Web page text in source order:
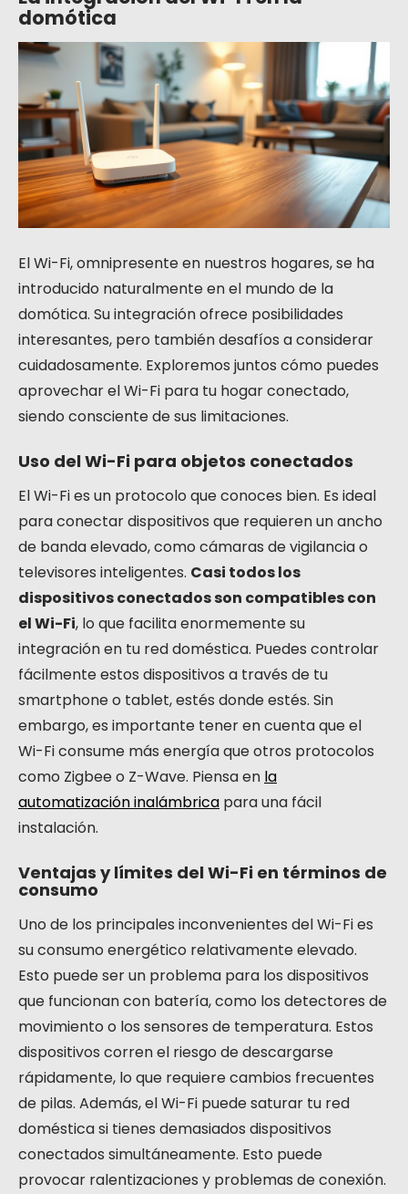
domótica
El Wi-Fi, omnipresente en nuestros hogares, se ha
introducido naturalmente en el mundo de la
domótica. Su integración ofrece posibilidades
interesantes, pero también desafíos a considerar
cuidadosamente. Exploremos juntos cómo puedes
aprovechar el Wi-Fi para tu hogar conectado,
siendo consciente de sus limitaciones.
Uso del Wi-Fi para objetos conectados
El Wi-Fi es un protocolo que conoces bien. Es ideal
para conectar dispositivos que requieren un ancho
de banda elevado, como cámaras de vigilancia o
televisores inteligentes. Casi todos los
dispositivos conectados son compatibles con
el Wi-Fi, lo que facilita enormemente su
integración en tu red doméstica. Puedes controlar
fácilmente estos dispositivos a través de tu
smartphone o tablet, estés donde estés. Sin
embargo, es importante tener en cuenta que el
Wi-Fi consume más energía que otros protocolos
como Zigbee o Z-Wave. Piensa en la
automatización inalámbrica para una fácil
instalación.
Ventajas y límites del Wi-Fi en términos de
consumo
Uno de los principales inconvenientes del Wi-Fi es
su consumo energético relativamente elevado.
Esto puede ser un problema para los dispositivos
que funcionan con batería, como los detectores de
movimiento o los sensores de temperatura. Estos
dispositivos corren el riesgo de descargarse
rápidamente, lo que requiere cambios frecuentes
de pilas. Además, el Wi-Fi puede saturar tu red
doméstica si tienes demasiados dispositivos
conectados simultáneamente. Esto puede
provocar ralentizaciones y problemas de conexión.